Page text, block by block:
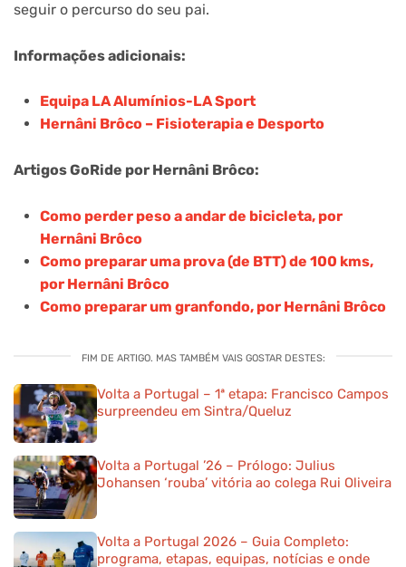
seguir o percurso do seu pai.
Informações adicionais:
Equipa LA Alumínios-LA Sport
Hernâni Brôco – Fisioterapia e Desporto
Artigos GoRide por Hernâni Brôco:
Como perder peso a andar de bicicleta, por
Hernâni Brôco
Como preparar uma prova (de BTT) de 100 kms,
por Hernâni Brôco
Como preparar um granfondo, por Hernâni Brôco
FIM DE ARTIGO. MAS TAMBÉM VAIS GOSTAR DESTES:
Volta a Portugal – 1ª etapa: Francisco Campos
surpreendeu em Sintra/Queluz
Volta a Portugal ’26 – Prólogo: Julius
Johansen ‘rouba’ vitória ao colega Rui Oliveira
Volta a Portugal 2026 – Guia Completo:
programa, etapas, equipas, notícias e onde